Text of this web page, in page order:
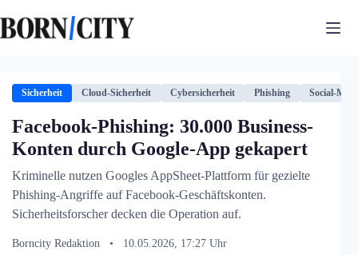
Inhalt
springen
Sicherheit Cloud-Sicherheit Cybersicherheit Phishing Social-
Facebook-Phishing: 30.000 Business-
Konten durch Google-App gekapert
Kriminelle nutzen Googles AppSheet-Plattform für gezielte
Phishing-Angriffe auf Facebook-Geschäftskonten.
Sicherheitsforscher decken die Operation auf.
Borncity Redaktion • 10.05.2026, 17:27 Uhr